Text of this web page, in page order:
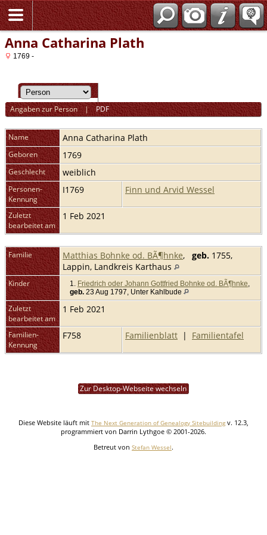
Anna Catharina Plath
1769 -
Angaben zur Person|PDF
Name Anna Catharina Plath
Geboren 1769
Geschlecht weiblich
Personen-
Kennung
I1769 Finn und Arvid Wessel
Zuletzt
bearbeitet am
1 Feb 2021
Familie Matthias Bohnke od. BÃ¶hnke, geb. 1755,
Lappin, Landkreis Karthaus
Kinder 1. Friedrich oder Johann Gottfried Bohnke od. BÃ¶hnke,
geb. 23 Aug 1797, Unter Kahlbude
Zuletzt
bearbeitet am
1 Feb 2021
Familien-
Kennung
F758 Familienblatt | Familientafel
Zur Desktop-Webseite wechseln
Diese Website läuft mit The Next Generation of Genealogy Sitebuilding v. 12.3,
programmiert von Darrin Lythgoe © 2001-2026.
Betreut von Stefan Wessel.